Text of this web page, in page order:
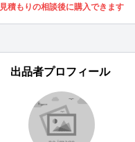
見積もりの相談後に購入できます
出品者プロフィール